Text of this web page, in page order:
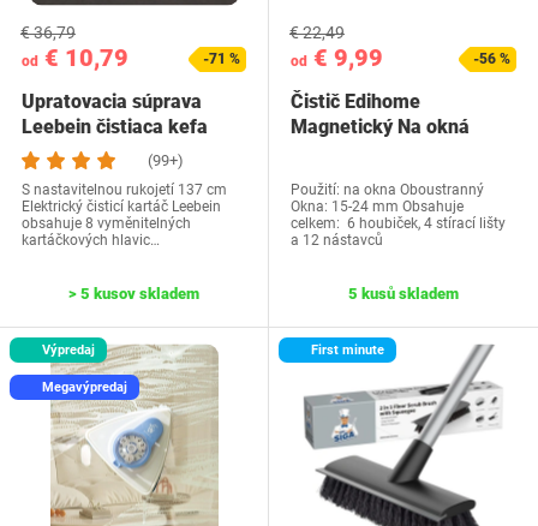
od € 10,79
€ 36,79
-71 %
Upratovacia súprava
Leebein čistiaca kefa
(99+)
S nastavitelnou rukojetí 137 cm
Elektrický čisticí kartáč Leebein
obsahuje 8 vyměnitelných
kartáčkových hlavic…
> 5 kusov skladem
od € 9,99
€ 22,49
-56 %
Čistič Edihome
Magnetický Na okná
Použití: na okna Oboustranný
Okna: 15-24 mm Obsahuje
celkem: 6 houbiček, 4 stírací lišty
a 12 nástavců
5 kusů skladem
Výpredaj
Megavýpredaj
First minute